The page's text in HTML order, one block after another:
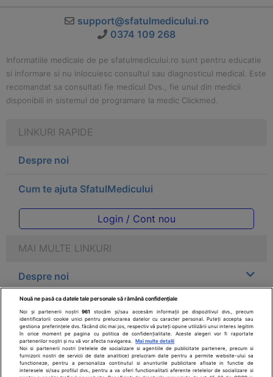
support@sfatulmedicului.ro
0374 109 268
Informatiile medicale de pe sfatulmedicului.ro sunt pentru educatie
si informare si nu inlocuiesc consultul sau diagnosticul medical. Este
recomandat sa consultati fie medicul Dvs., fie unul din medicii
disponibili in sistemul de programare la medic Clickmed.
LINKURI RAPIDE
Despre noi
Cum te ajuta SfatulMedicului
Login / Cont nou
MAI MULTE LINKURI
Despre noi
Legal
Drepturile consumatorului
Parteneri
Nouă ne pasă ca datele tale personale să rămână confidențiale
Noi și partenerii noștri961
stocăm și/sau accesăm informații pe dispozitivul dvs., precum
identificatorii cookie unici pentru prelucrarea datelor cu caracter personal. Puteți accepta sau
gestiona preferințele dvs. făcând clic mai jos, respectiv vă puteți opune utilizării unui interes legitim
în orice moment pe pagina cu politica de confidențialitate. Aceste alegeri vor fi raportate
partenerilor noștri și nu vă vor afecta navigarea.
Mai multe detalii
Noi si partenerii nostri (retelele de socializare si agentiile de publicitate partenere, precum si
furnizorii nostri de servicii de date analitice) prelucram date pentru a permite website-ului sa
functioneze, pentru a personaliza continutul si anunturile publicitare afisate in functie de
interesele si/sau profilul dvs., pentru a va oferi functionalitati aferente retelelor de socializare si